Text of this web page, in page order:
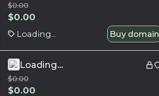
$0.00
$0.00
Loading... Buy domain
Loading...
$0.00
$0.00